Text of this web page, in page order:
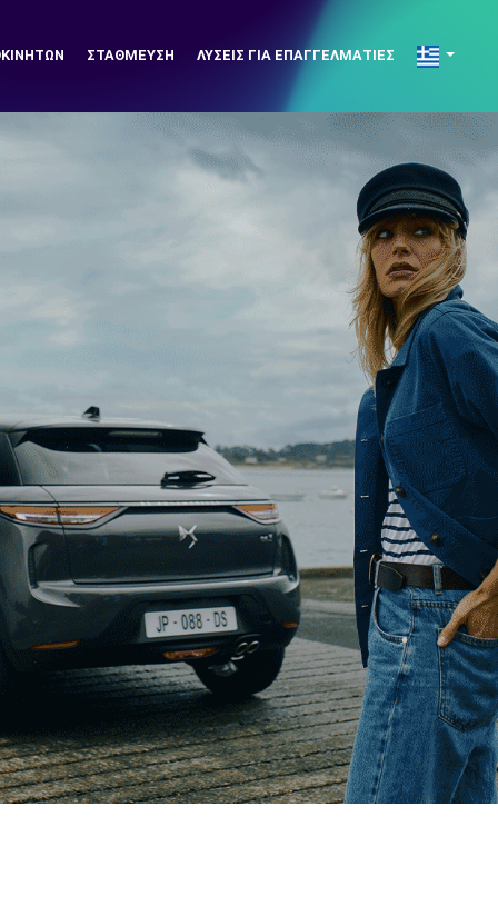
ΣΤΆΘΜΕΥΣΗ ΛΎΣΕΙΣ ΓΙΑ ΕΠΑΓΓΕΛΜΑΤΊΕΣ